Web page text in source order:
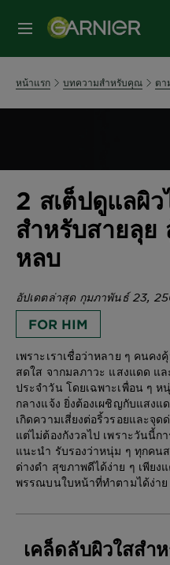
หน้าแรก บทความสำหรับคุณ ตา
2 สเต็ปดูแลผิ
สำหรับสายลุย
หลบ
อัปเดตล่าสุด กุมภาพันธ์ 23,
FOR HIM
เพราะเราเชื่อว่าหลาย ๆ คนค
สดใส จากมลภาวะ แสงแดด แ
ประจำวัน โดยเฉพาะเพื่อน ๆ
กลางแจ้ง ยิ่งต้องเผชิญกับแสงแ
เกิดความเสี่ยงต่อริ้วรอยและจุ
แต่ไม่ต้องกังวลไป เพราะวันนี้ก
แนะนำ รับรองว่าหนุ่ม ๆ ทุกคน
ด่างดำ สุขภาพดีได้ง่าย ๆ เพีย
พรรณบนใบหน้าที่ทำตามได้ง่า
เคล็ดลับผิวใสสำ